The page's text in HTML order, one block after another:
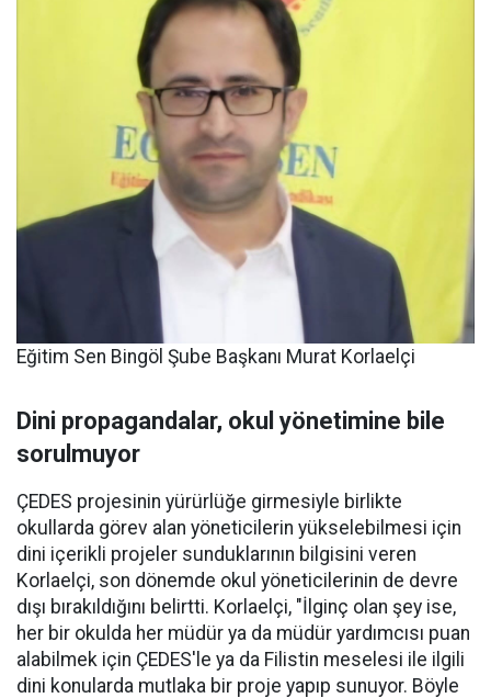
Eğitim Sen Bingöl Şube Başkanı Murat Korlaelçi
Dini propagandalar, okul yönetimine bile
sorulmuyor
ÇEDES projesinin yürürlüğe girmesiyle birlikte
okullarda görev alan yöneticilerin yükselebilmesi için
dini içerikli projeler sunduklarının bilgisini veren
Korlaelçi, son dönemde okul yöneticilerinin de devre
dışı bırakıldığını belirtti. Korlaelçi, "İlginç olan şey ise,
her bir okulda her müdür ya da müdür yardımcısı puan
alabilmek için ÇEDES'le ya da Filistin meselesi ile ilgili
dini konularda mutlaka bir proje yapıp sunuyor. Böyle